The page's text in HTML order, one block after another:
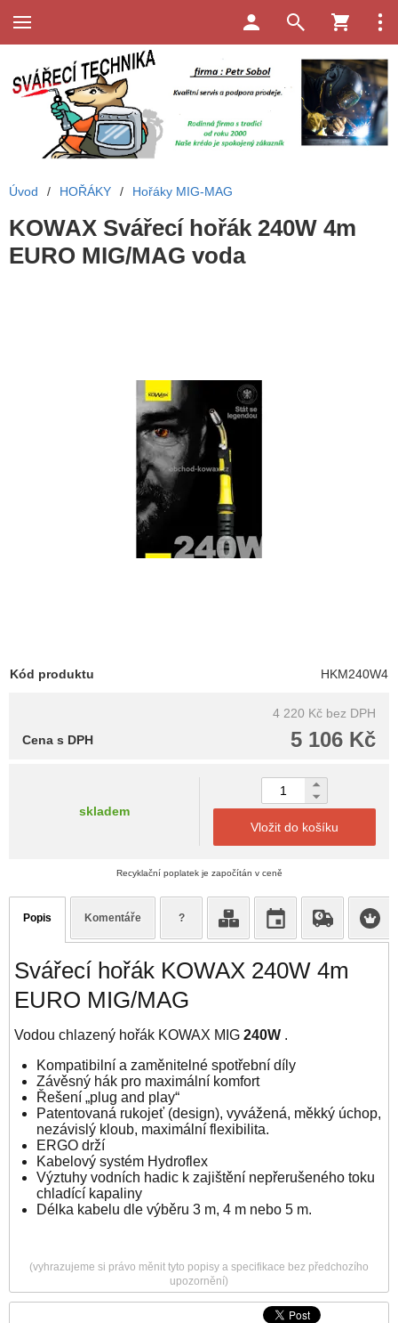
Úvod / HOŘÁKY / Hořáky MIG-MAG
KOWAX Svářecí hořák 240W 4m
EURO MIG/MAG voda
Kód produktu HKM240W4
4 220 Kč bez DPH
5 106 Kč
Cena s DPH
skladem
Vložit do košíku
Recyklační poplatek je započítán v ceně
Popis Komentáře ?
Svářecí hořák KOWAX 240W 4m
EURO MIG/MAG
Vodou chlazený hořák KOWAX MIG 240W .
Kompatibilní a zaměnitelné spotřební díly
Závěsný hák pro maximální komfort
Řešení „plug and play“
Patentovaná rukojeť (design), vyvážená, měkký úchop,
nezávislý kloub, maximální flexibilita.
ERGO drží
Kabelový systém Hydroflex
Výztuhy vodních hadic k zajištění nepřerušeného toku
chladící kapaliny
Délka kabelu dle výběru 3 m, 4 m nebo 5 m.
(vyhrazujeme si právo měnit tyto popisy a specifikace bez předchozího
upozornění)